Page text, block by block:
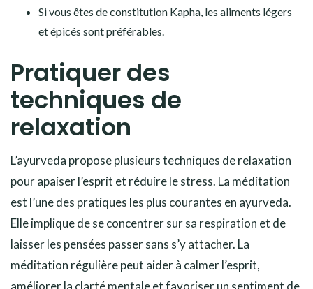
Si vous êtes de constitution Kapha, les aliments légers
et épicés sont préférables.
Pratiquer des
techniques de
relaxation
L’ayurveda propose plusieurs techniques de relaxation
pour apaiser l’esprit et réduire le stress. La méditation
est l’une des pratiques les plus courantes en ayurveda.
Elle implique de se concentrer sur sa respiration et de
laisser les pensées passer sans s’y attacher. La
méditation régulière peut aider à calmer l’esprit,
améliorer la clarté mentale et favoriser un sentiment de